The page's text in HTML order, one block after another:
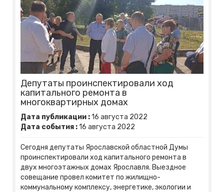
Депутаты проинспектировали ход
капитального ремонта в
многоквартирных домах
Дата публикации :16 августа 2022
Дата события :16 августа 2022
Сегодня депутаты Ярославской областной Думы
проинспектировали ход капитального ремонта в
двух многоэтажных домах Ярославля. Выездное
совещание провел комитет по жилищно-
коммунальному комплексу, энергетике, экологии и